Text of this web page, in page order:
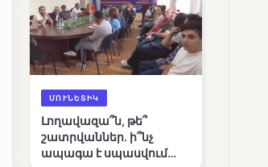
ՄՈՒՆԵՏԻԿ
Լողավազա՞ն, թե՞
շատրվաններ. ի՞նչ
ապագա է սպասվում